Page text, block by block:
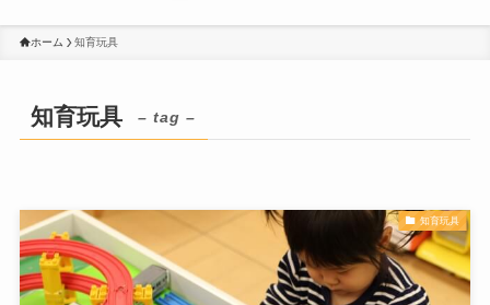
ホーム 知育玩具
知育玩具 – tag –
知育玩具